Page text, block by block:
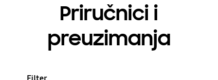
Priručnici i
preuzimanja